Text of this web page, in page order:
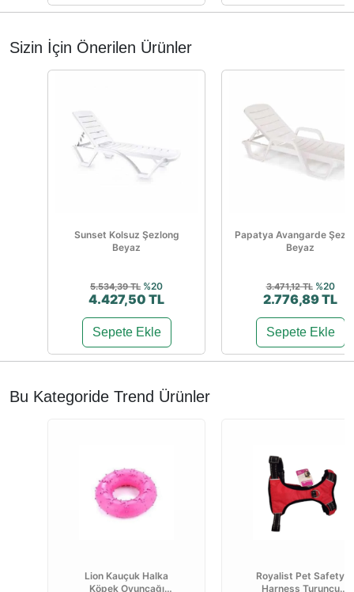
Sizin İçin Önerilen Ürünler
Sunset Kolsuz Şezlong
Beyaz
5.534,39 TL %20
4.427,50 TL
Sepete Ekle
Papatya Avangarde
Beyaz
3.471,12 TL %20
2.776,89 TL
Sepete Ekle
Bu Kategoride Trend Ürünler
Lion Kauçuk Halka
Köpek Oyuncağı
Royalist Pet Safety
Harness Turuncu